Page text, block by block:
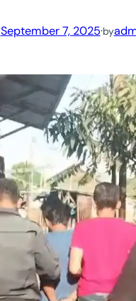
September 7, 2025·by